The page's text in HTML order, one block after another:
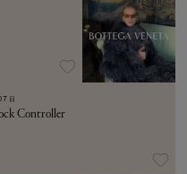
日
Controller